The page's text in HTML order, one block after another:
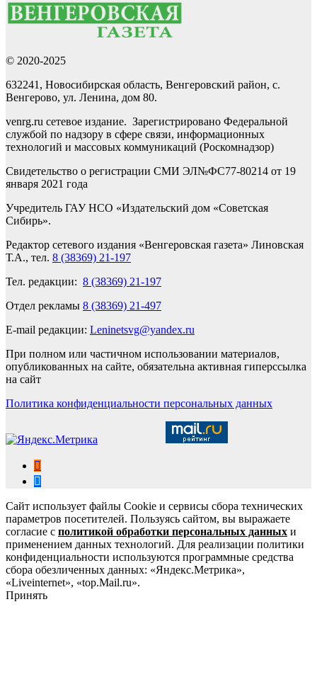
© 2020-2025
632241, Новосибирская область, Венгеровский район, с.
Венгерово, ул. Ленина, дом 80.
venrg.ru сетевое издание. Зарегистрировано Федеральной
службой по надзору в сфере связи, информационных
технологий и массовых коммуникаций (Роскомнадзор)
Свидетельство о регистрации СМИ ЭЛ№ФС77-80214 от 19
января 2021 года
Учредитель ГАУ НСО «Издательский дом «Советская
Сибирь».
Редактор сетевого издания «Венгеровская газета» Линовская
Т.А., тел. 8 (38369) 21-197
Тел. редакции: 8 (38369) 21-197
Отдел рекламы 8 (38369) 21-497
E-mail редакции: Leninetsvg@yandex.ru
При полном или частичном использовании материалов,
опубликованных на сайте, обязательна активная гиперссылка
на сайт
Политика конфиденциальности персональных данных
Сайт использует файлы Cookie и сервисы сбора технических
параметров посетителей. Пользуясь сайтом, вы выражаете
согласие с политикой обработки персональных данных и
применением данных технологий. Для реализации политики
конфиденциальности используются программные средства
сбора обезличенных данных: «Яндекс.Метрика»,
«Liveinternet», «top.Mail.ru».
Принять